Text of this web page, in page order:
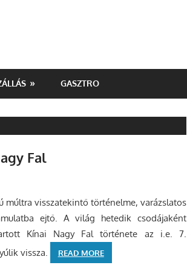
GASZTRO
Fal
múltra visszatekintő történelme, varázslatos
ejtő. A világ hetedik csodájaként
Kínai Nagy Fal története az i.e. 7.
vissza.
READ MORE